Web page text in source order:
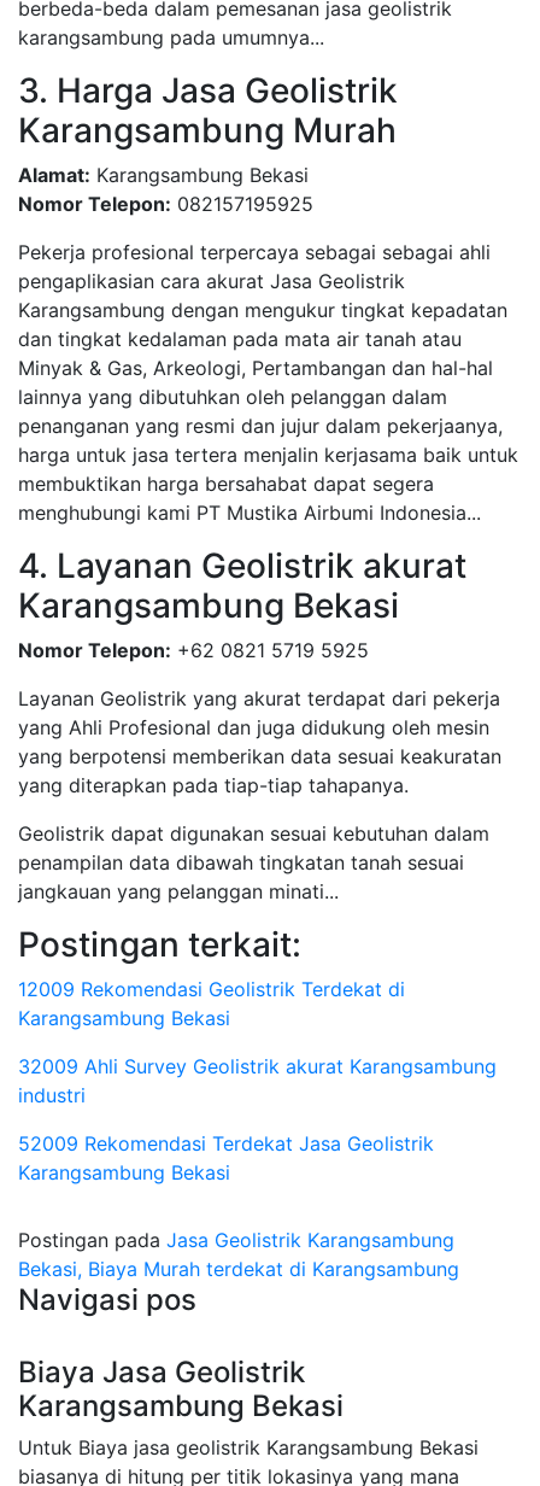
berbeda-beda dalam pemesanan jasa geolistrik
karangsambung pada umumnya...
3. Harga Jasa Geolistrik
Karangsambung Murah
Alamat: Karangsambung Bekasi
Nomor Telepon: 082157195925
Pekerja profesional terpercaya sebagai sebagai ahli
pengaplikasian cara akurat Jasa Geolistrik
Karangsambung dengan mengukur tingkat kepadatan
dan tingkat kedalaman pada mata air tanah atau
Minyak & Gas, Arkeologi, Pertambangan dan hal-hal
lainnya yang dibutuhkan oleh pelanggan dalam
penanganan yang resmi dan jujur dalam pekerjaanya,
harga untuk jasa tertera menjalin kerjasama baik untuk
membuktikan harga bersahabat dapat segera
menghubungi kami PT Mustika Airbumi Indonesia...
4. Layanan Geolistrik akurat
Karangsambung Bekasi
Nomor Telepon: +62 0821 5719 5925
Layanan Geolistrik yang akurat terdapat dari pekerja
yang Ahli Profesional dan juga didukung oleh mesin
yang berpotensi memberikan data sesuai keakuratan
yang diterapkan pada tiap-tiap tahapanya.
Geolistrik dapat digunakan sesuai kebutuhan dalam
penampilan data dibawah tingkatan tanah sesuai
jangkauan yang pelanggan minati...
Postingan terkait:
12009 Rekomendasi Geolistrik Terdekat di
Karangsambung Bekasi
32009 Ahli Survey Geolistrik akurat Karangsambung
industri
52009 Rekomendasi Terdekat Jasa Geolistrik
Karangsambung Bekasi
Postingan pada Jasa Geolistrik Karangsambung
Bekasi, Biaya Murah terdekat di Karangsambung
Navigasi pos
Biaya Jasa Geolistrik
Karangsambung Bekasi
Untuk Biaya jasa geolistrik Karangsambung Bekasi
biasanya di hitung per titik lokasinya yang mana